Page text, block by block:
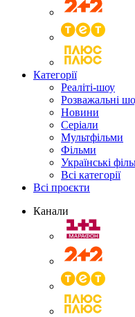
Категорії
Реаліті-шоу
Розважальні
Новини
Серіали
Мультфільми
Фільми
Українські
Всі категорії
Всі проєкти
Канали